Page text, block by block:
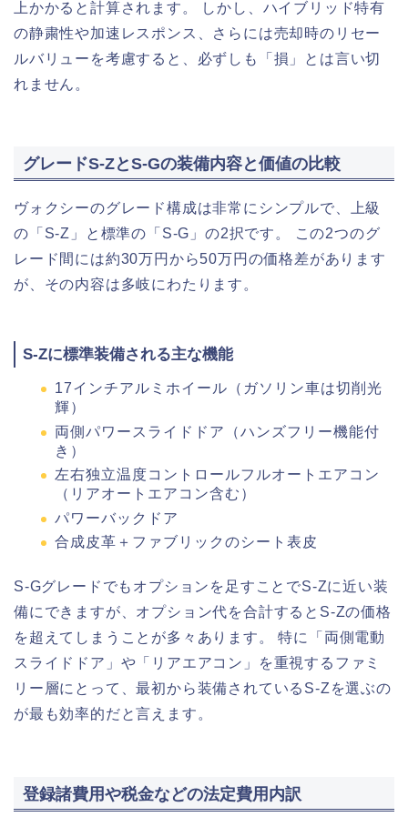
上かかると計算されます。 しかし、ハイブリッド特有
の静粛性や加速レスポンス、さらには売却時のリセー
ルバリューを考慮すると、必ずしも「損」とは言い切
れません。
グレードS-ZとS-Gの装備内容と価値の比較
ヴォクシーのグレード構成は非常にシンプルで、上級
の「S-Z」と標準の「S-G」の2択です。 この2つのグ
レード間には約30万円から50万円の価格差があります
が、その内容は多岐にわたります。
S-Zに標準装備される主な機能
17インチアルミホイール（ガソリン車は切削光
輝）
両側パワースライドドア（ハンズフリー機能付
き）
左右独立温度コントロールフルオートエアコン
（リアオートエアコン含む）
パワーバックドア
合成皮革＋ファブリックのシート表皮
S-Gグレードでもオプションを足すことでS-Zに近い装
備にできますが、オプション代を合計するとS-Zの価格
を超えてしまうことが多々あります。 特に「両側電動
スライドドア」や「リアエアコン」を重視するファミ
リー層にとって、最初から装備されているS-Zを選ぶの
が最も効率的だと言えます。
登録諸費用や税金などの法定費用内訳